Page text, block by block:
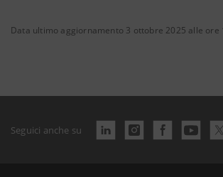
Data ultimo aggiornamento 3 ottobre 2025 alle ore
Seguici anche su